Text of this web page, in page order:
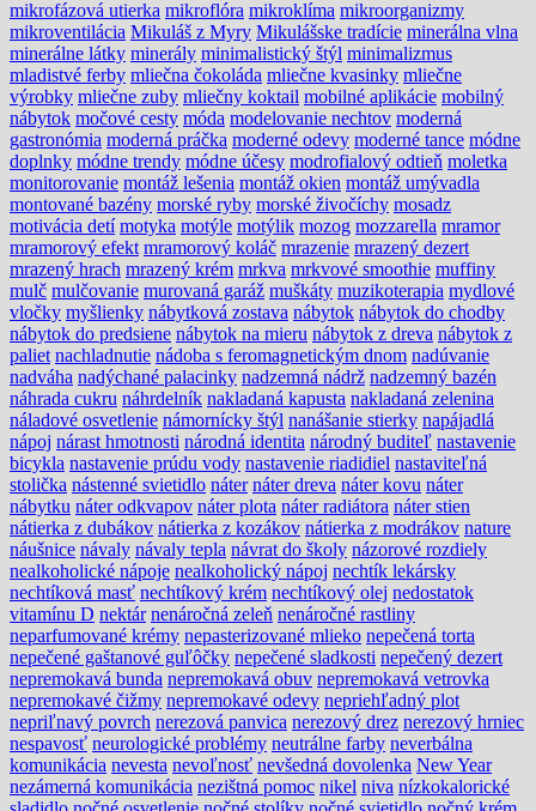
mikrofázová utierka mikroflóra mikroklíma mikroorganizmy
mikroventilácia Mikuláš z Myry Mikulášske tradície minerálna vlna
minerálne látky minerály minimalistický štýl minimalizmus
mladistvé ferby mliečna čokoláda mliečne kvasinky mliečne
výrobky mliečne zuby mliečny koktail mobilné aplikácie mobilný
nábytok močové cesty móda modelovanie nechtov moderná
gastronómia moderná práčka moderné odevy moderné tance módne
doplnky módne trendy módne účesy modrofialový odtieň moletka
monitorovanie montáž lešenia montáž okien montáž umývadla
montované bazény morské ryby morské živočíchy mosadz
motivácia detí motyka motýle motýlik mozog mozzarella mramor
mramorový efekt mramorový koláč mrazenie mrazený dezert
mrazený hrach mrazený krém mrkva mrkvové smoothie muffiny
mulč mulčovanie murovaná garáž muškáty muzikoterapia mydlové
vločky myšlienky nábytková zostava nábytok nábytok do chodby
nábytok do predsiene nábytok na mieru nábytok z dreva nábytok z
paliet nachladnutie nádoba s feromagnetickým dnom nadúvanie
nadváha nadýchané palacinky nadzemná nádrž nadzemný bazén
náhrada cukru náhrdelník nakladaná kapusta nakladaná zelenina
náladové osvetlenie námornícky štýl nanášanie stierky napájadlá
nápoj nárast hmotnosti národná identita národný buditeľ nastavenie
bicykla nastavenie prúdu vody nastavenie riadidiel nastaviteľná
stolička nástenné svietidlo náter náter dreva náter kovu náter
nábytku náter odkvapov náter plota náter radiátora náter stien
nátierka z dubákov nátierka z kozákov nátierka z modrákov nature
náušnice návaly návaly tepla návrat do školy názorové rozdiely
nealkoholické nápoje nealkoholický nápoj nechtík lekársky
nechtíková masť nechtíkový krém nechtíkový olej nedostatok
vitamínu D nektár nenáročná zeleň nenáročné rastliny
neparfumované krémy nepasterizované mlieko nepečená torta
nepečené gaštanové guľôčky nepečené sladkosti nepečený dezert
nepremokavá bunda nepremokavá obuv nepremokavá vetrovka
nepremokavé čižmy nepremokavé odevy nepriehľadný plot
nepriľnavý povrch nerezová panvica nerezový drez nerezový hrniec
nespavosť neurologické problémy neutrálne farby neverbálna
komunikácia nevesta nevoľnosť nevšedná dovolenka New Year
nezámerná komunikácia nezištná pomoc nikel niva nízkokalorické